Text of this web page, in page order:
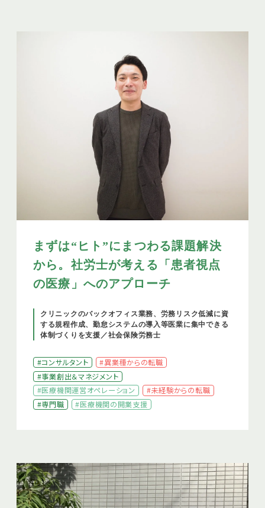
まずは“ヒト”にまつわる課題解決
から。社労士が考える「患者視点
の医療」へのアプローチ
クリニックのバックオフィス業務、労務リスク低減に資
する規程作成、勤怠システムの導入等医業に集中できる
体制づくりを支援／社会保険労務士
#コンサルタント
#異業種からの転職
#事業創出＆マネジメント
#医療機関運営オペレーション
#未経験からの転職
#専門職
#医療機関の開業支援